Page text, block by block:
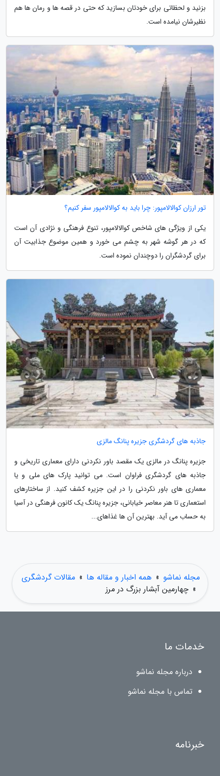
بزنید و لحظاتی برای خودتان بسازید که حتی در قصه ها و رمان ها هم
نظیرشان نیامده است.
تور ارزان کوالالامپور: چرا باید به کوالالامپور سفر کنیم؟
یکی از ویژگی های شاخص کوالالامپور، تنوع فرهنگی و نژادی آن است
که در هر گوشه شهر به چشم می خورد و همین موضوع جذابیت آن
برای گردشگران را دوچندان نموده است.
جاذبه های گردشگری جزیره پنانگ مالزی
جزیره پنانگ در مالزی یک مقصد باور نکردنی دارای معماری تاریخی و
جاذبه های گردشگری فراوان است. می توانید پارک های ملی و یا
معماری های باور نکردنی را در این جزیره کشف کنید. از ساختارهای
استعماری تا هنر معاصر خیابانی، جزیره پنانگ یک کانون فرهنگی در آسیا
به حساب می آید. بهترین آن ها غذاهای...
مجله نماشو » همه اخبار و مقاله ها » مقالات گردشگری
» چهارمین آبشار بزرگ در مرز
خدمات ما
درباره مجله نماشو
تماس با مجله نماشو
خبرنامه